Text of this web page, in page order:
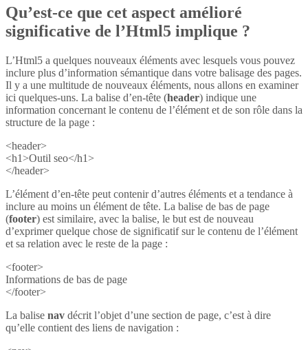
Qu’est-ce que cet aspect amélioré
significative de l’Html5 implique ?
L’Html5 a quelques nouveaux éléments avec lesquels vous pouvez
inclure plus d’information sémantique dans votre balisage des pages.
Il y a une multitude de nouveaux éléments, nous allons en examiner
ici quelques-uns. La balise d’en-tête (header) indique une
information concernant le contenu de l’élément et de son rôle dans la
structure de la page :
<header>
<h1>Outil seo</h1>
</header>
L’élément d’en-tête peut contenir d’autres éléments et a tendance à
inclure au moins un élément de tête. La balise de bas de page
(footer) est similaire, avec la balise, le but est de nouveau
d’exprimer quelque chose de significatif sur le contenu de l’élément
et sa relation avec le reste de la page :
<footer>
Informations de bas de page
</footer>
La balise nav décrit l’objet d’une section de page, c’est à dire
qu’elle contient des liens de navigation :